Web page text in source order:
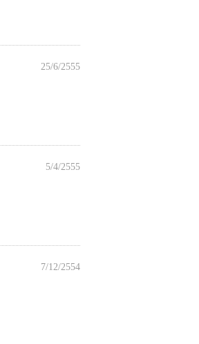
25/6/2555
5/4/2555
7/12/2554